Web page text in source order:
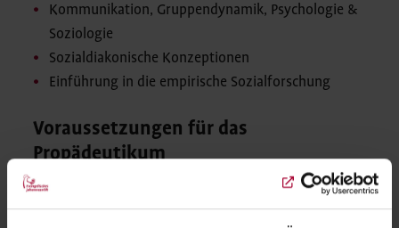
Kommunikation, Gruppendynamik, Psychologie &
Soziologie
Sozialdiakonische Konzeptionen
Einführung in die empirische Sozialforschung
Voraussetzungen für das
Propädeutikum